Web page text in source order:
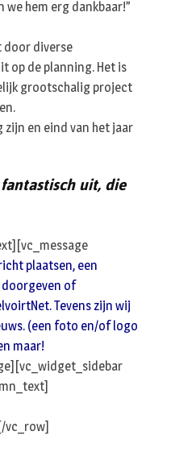
hem erg dankbaar!”
door diverse
op de planning. Het is
grootschalig project
zijn en eind van het jaar
uit, die
plaatsen, een
of
Tevens zijn wij
(een foto en/of logo
maar!